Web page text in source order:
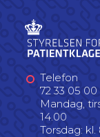
Telefon
72 33 05 00
Mandag,
14.00
Torsdag: kl.